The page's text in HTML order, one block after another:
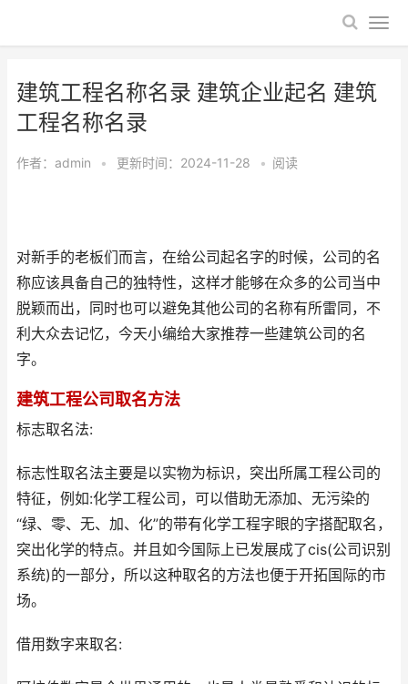
建筑工程名称名录 建筑企业起名 建筑
工程名称名录
作者： admin • 更新时间：2024-11-28 • 阅读
对新手的老板们而言，在给公司起名字的时候，公司的名
称应该具备自己的独特性，这样才能够在众多的公司当中
脱颖而出，同时也可以避免其他公司的名称有所雷同，不
利大众去记忆，今天小编给大家推荐一些建筑公司的名
字。
建筑工程公司取名方法
标志取名法:
标志性取名法主要是以实物为标识，突出所属工程公司的
特征，例如:化学工程公司，可以借助无添加、无污染的
“绿、零、无、加、化”的带有化学工程字眼的字搭配取名，
突出化学的特点。并且如今国际上已发展成了cis(公司识别
系统)的一部分，所以这种取名的方法也便于开拓国际的市
场。
借用数字来取名: